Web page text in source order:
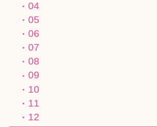
04
05
06
07
08
09
10
11
12